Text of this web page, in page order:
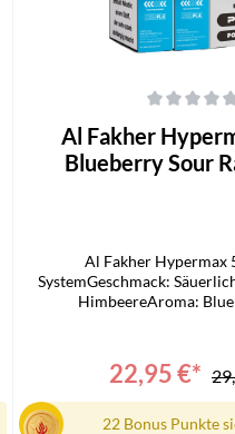
Al Fakher
Blueberry Sour
Al Fakher Hypermax
SystemGeschmack:
HimbeereAroma:
DTL-
Hypermax Prime 10 ml
Fakher 50k Hypermax
22,95 €*
22 Bonus Punkte